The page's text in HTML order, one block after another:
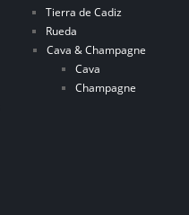
Tierra de Cadiz
Rueda
Cava & Champagne
Cava
Champagne